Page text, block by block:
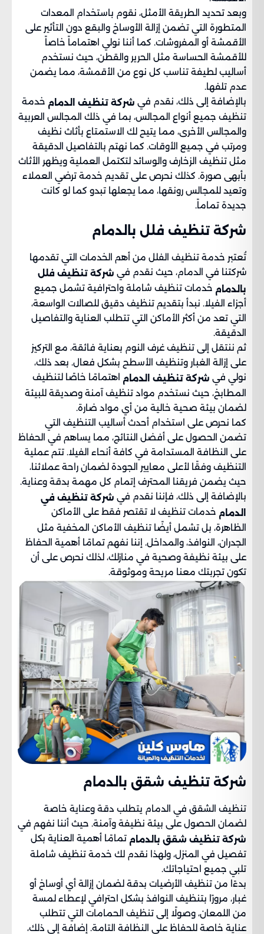
وبعد تحديد الطريقة الأمثل، نقوم باستخدام المعدات
المتطورة التي تضمن إزالة الأوساخ والبقع دون التأثير على
الأقمشة أو المفروشات. كما أننا نولي اهتماماً خاصاً
للأقمشة الحساسة مثل الحرير والقطن، حيث نستخدم
أساليب لطيفة تناسب كل نوع من الأقمشة، مما يضمن
عدم تلفها.
بالإضافة إلى ذلك، نقدم في شركة تنظيف الدمام خدمة
تنظيف جميع أنواع المجالس، بما في ذلك المجالس العربية
والمجالس الأخرى، مما يتيح لك الاستمتاع بأثاث نظيف
ومرتب في جميع الأوقات. كما نهتم بالتفاصيل الدقيقة
مثل تنظيف الزخارف والوسائد لتكتمل العملية ويظهر الأثاث
بأبهى صورة. كذلك نحرص على تقديم خدمة ترضي العملاء
وتعيد للمجالس رونقها، مما يجعلها تبدو كما لو كانت
جديدة تماماً.
شركة تنظيف فلل بالدمام​
تُعتبر خدمة تنظيف الفلل من أهم الخدمات التي تقدمها
شركتنا في الدمام، حيث نقدم في شركة تنظيف فلل
بالدمام خدمات تنظيف شاملة واحترافية تشمل جميع
أجزاء الفيلا. نبدأ بتقديم تنظيف دقيق للصالات الواسعة،
التي تعد من أكثر الأماكن التي تتطلب العناية والتفاصيل
الدقيقة.
ثم ننتقل إلى تنظيف غرف النوم بعناية فائقة، مع التركيز
على إزالة الغبار وتنظيف الأسطح بشكل فعال. بعد ذلك،
نولي في شركة تنظيف الدمام اهتمامًا خاصًا لتنظيف
المطابخ، حيث نستخدم مواد تنظيف آمنة وصديقة للبيئة
لضمان بيئة صحية خالية من أي مواد ضارة.
كما نحرص على استخدام أحدث أساليب التنظيف التي
تضمن الحصول على أفضل النتائج، مما يساهم في الحفاظ
على النظافة المستدامة في كافة أنحاء الفيلا. تتم عملية
التنظيف وفقًا لأعلى معايير الجودة لضمان راحة عملائنا،
حيث يضمن فريقنا المحترف إتمام كل مهمة بدقة وعناية.
بالإضافة إلى ذلك، فإننا نقدم في شركة تنظيف في
الدمام خدمات تنظيف لا تقتصر فقط على الأماكن
الظاهرة، بل تشمل أيضًا تنظيف الأماكن المخفية مثل
الجدران، النوافذ، والمداخل. إننا نفهم تمامًا أهمية الحفاظ
على بيئة نظيفة وصحية في منازلك، لذلك نحرص على أن
تكون تجربتك معنا مريحة وموثوقة.
شركة تنظيف شقق بالدمام​
تنظيف الشقق في الدمام يتطلب دقة وعناية خاصة
لضمان الحصول على بيئة نظيفة وآمنة. حيث أننا نفهم في
شركة تنظيف شقق بالدمام تمامًا أهمية العناية بكل
تفصيل في المنزل، ولهذا نقدم لك خدمة تنظيف شاملة
تلبي جميع احتياجاتك.
بدءًا من تنظيف الأرضيات بدقة لضمان إزالة أي أوساخ أو
غبار، مرورًا بتنظيف النوافذ بشكل احترافي لإعطاء لمسة
من اللمعان، وصولًا إلى تنظيف الحمامات التي تتطلب
عناية خاصة للحفاظ على النظافة التامة. إضافة إلى ذلك،